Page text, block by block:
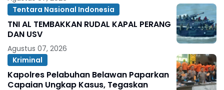
Tentara Nasional Indonesia
TNI AL TEMBAKKAN RUDAL KAPAL PERANG
DAN USV
Agustus 07, 2026
Kriminal
Kapolres Pelabuhan Belawan Paparkan
Capaian Ungkap Kasus, Tegaskan